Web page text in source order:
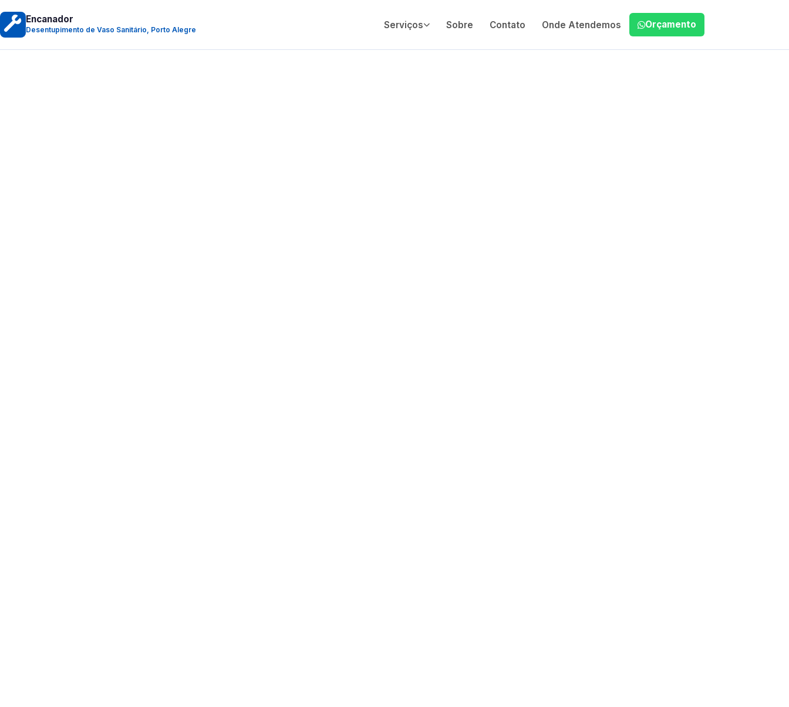
Encanador
Desentupimento de Vaso Sanitário, Porto Alegre Serviços Sobre Contato Onde Atendemos Orçamento